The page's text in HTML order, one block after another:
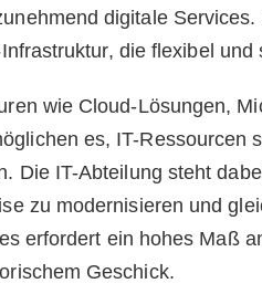
digitale
die flexibel und
wie Cloud-Lösungen,
es, IT-Ressourcen
Die IT-Abteilung steht
zu modernisieren und
erfordert ein hohes Maß
Geschick.